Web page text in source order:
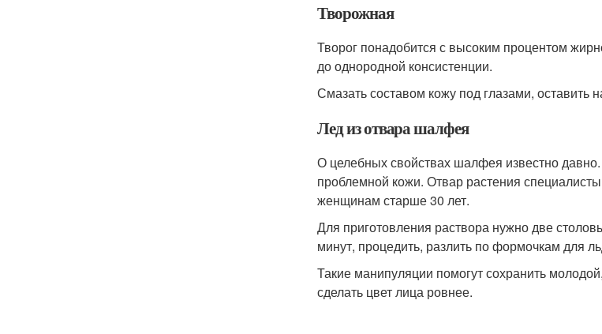
Творожная
Творог понадобится с высоким процентом
до однородной консистенции.
Смазать составом кожу под глазами, оставить
Лед из отвара шалфея
О целебных свойствах шалфея известно давно.
проблемной кожи. Отвар растения
женщинам старше 30 лет.
Для приготовления раствора нужно две
минут, процедить, разлить по формочкам для
Такие манипуляции помогут сохранить
сделать цвет лица ровнее.